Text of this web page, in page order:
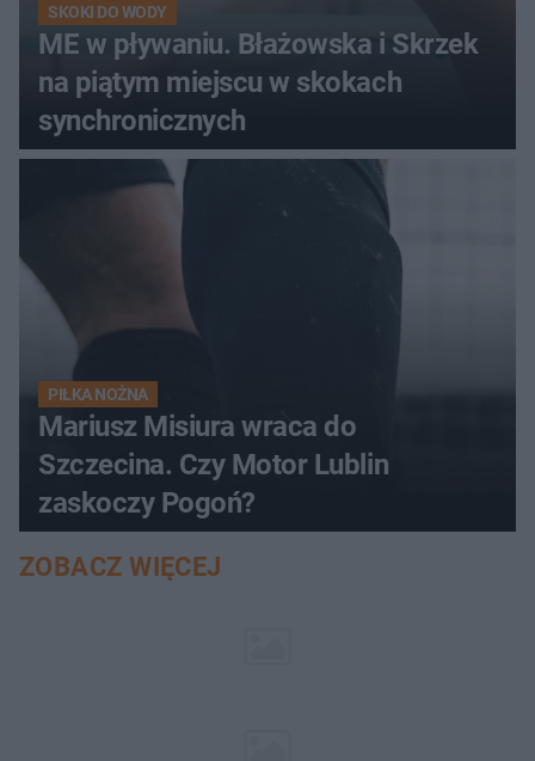
SKOKI DO WODY
ME w pływaniu. Błażowska i Skrzek
na piątym miejscu w skokach
synchronicznych
PIŁKA NOŻNA
Mariusz Misiura wraca do
Szczecina. Czy Motor Lublin
zaskoczy Pogoń?
ZOBACZ WIĘCEJ